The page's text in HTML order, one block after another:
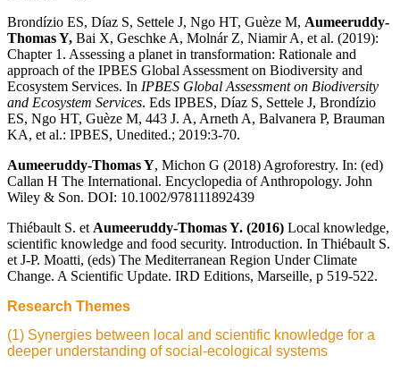
Brondízio ES, Díaz S, Settele J, Ngo HT, Guèze M, Aumeeruddy-
Thomas Y, Bai X, Geschke A, Molnár Z, Niamir A, et al. (2019):
Chapter 1. Assessing a planet in transformation: Rationale and
approach of the IPBES Global Assessment on Biodiversity and
Ecosystem Services. In IPBES Global Assessment on Biodiversity
and Ecosystem Services. Eds IPBES, Díaz S, Settele J, Brondízio
ES, Ngo HT, Guèze M, 443 J. A, Arneth A, Balvanera P, Brauman
KA, et al.: IPBES, Unedited.; 2019:3-70.
Aumeeruddy-Thomas Y, Michon G (2018) Agroforestry. In: (ed)
Callan H The International. Encyclopedia of Anthropology. John
Wiley & Son. DOI: 10.1002/978111892439
Thiébault S. et Aumeeruddy-Thomas Y. (2016) Local knowledge,
scientific knowledge and food security. Introduction. In Thiébault S.
et J-P. Moatti, (eds) The Mediterranean Region Under Climate
Change. A Scientific Update. IRD Editions, Marseille, p 519-522.
Research Themes
(1) Synergies between local and scientific knowledge for a
deeper understanding of social-ecological systems